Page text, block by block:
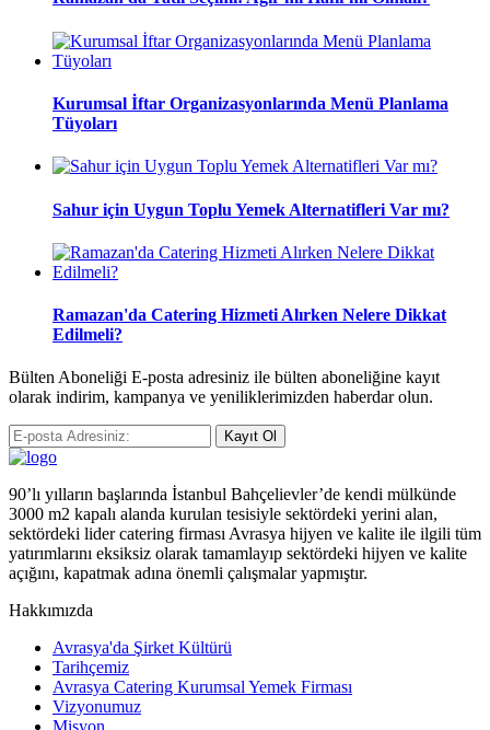
Kurumsal İftar Organizasyonlarında Menü Planlama
Tüyoları
Sahur için Uygun Toplu Yemek Alternatifleri Var mı?
Ramazan'da Catering Hizmeti Alırken Nelere Dikkat
Edilmeli?
Bülten Aboneliği E-posta adresiniz ile bülten aboneliğine kayıt
olarak indirim, kampanya ve yeniliklerimizden haberdar olun.
Kayıt Ol
90’lı yılların başlarında İstanbul Bahçelievler’de kendi mülkünde
3000 m2 kapalı alanda kurulan tesisiyle sektördeki yerini alan,
sektördeki lider catering firması Avrasya hijyen ve kalite ile ilgili tüm
yatırımlarını eksiksiz olarak tamamlayıp sektördeki hijyen ve kalite
açığını, kapatmak adına önemli çalışmalar yapmıştır.
Hakkımızda
Avrasya'da Şirket Kültürü
Tarihçemiz
Avrasya Catering Kurumsal Yemek Firması
Vizyonumuz